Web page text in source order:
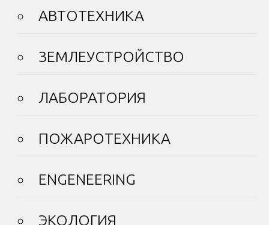
АВТОТЕХНИКА
ЗЕМЛЕУСТРОЙСТВО
ЛАБОРАТОРИЯ
ПОЖАРОТЕХНИКА
ENGENEERING
ЭКОЛОГИЯ